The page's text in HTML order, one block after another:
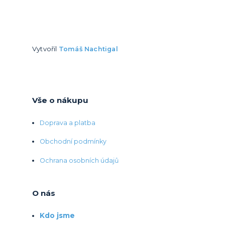
Vytvořil Tomáš Nachtigal
Vše o nákupu
Doprava a platba
Obchodní podmínky
Ochrana osobních údajů
O nás
Kdo jsme